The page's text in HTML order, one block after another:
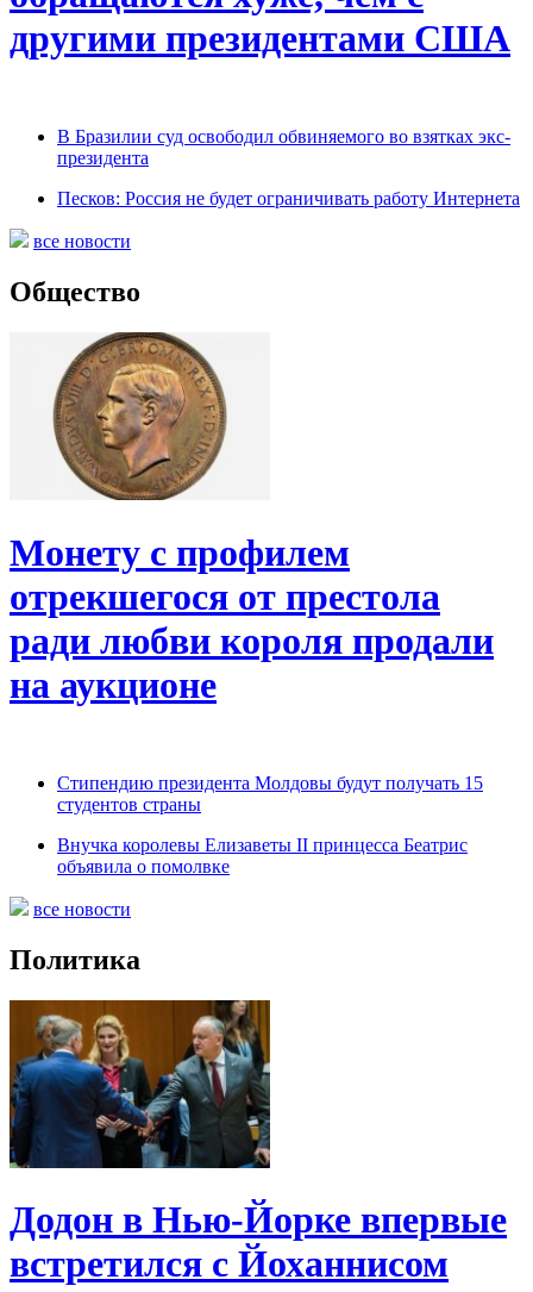
другими президентами США
В Бразилии суд освободил обвиняемого во взятках экс-
президента
Песков: Россия не будет ограничивать работу Интернета
все новости
Общество
Монету с профилем
отрекшегося от престола
ради любви короля продали
на аукционе
Стипендию президента Молдовы будут получать 15
студентов страны
Внучка королевы Елизаветы II принцесса Беатрис
объявила о помолвке
все новости
Политика
Додон в Нью-Йорке впервые
встретился с Йоханнисом